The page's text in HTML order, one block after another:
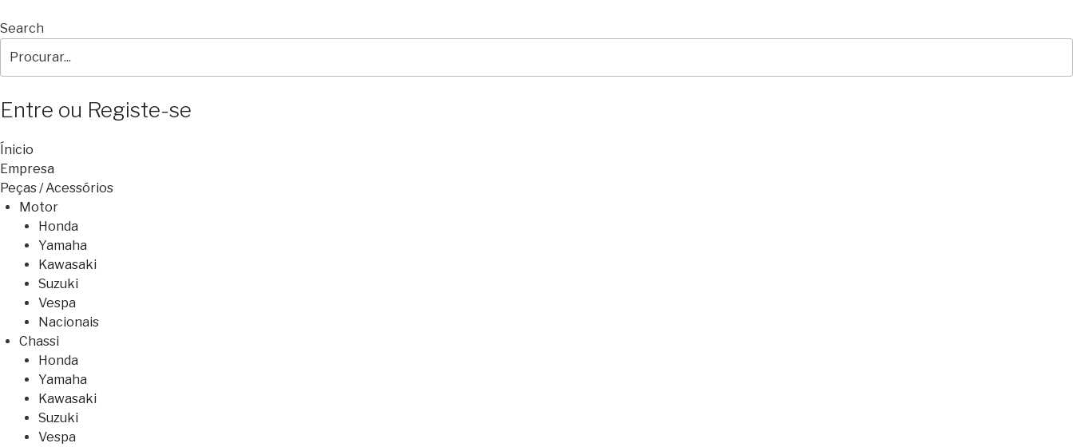
Search
Entre ou Registe-se
Ínicio
Empresa
Peças / Acessórios
Motor
Honda
Yamaha
Kawasaki
Suzuki
Vespa
Nacionais
Chassi
Honda
Yamaha
Kawasaki
Suzuki
Vespa